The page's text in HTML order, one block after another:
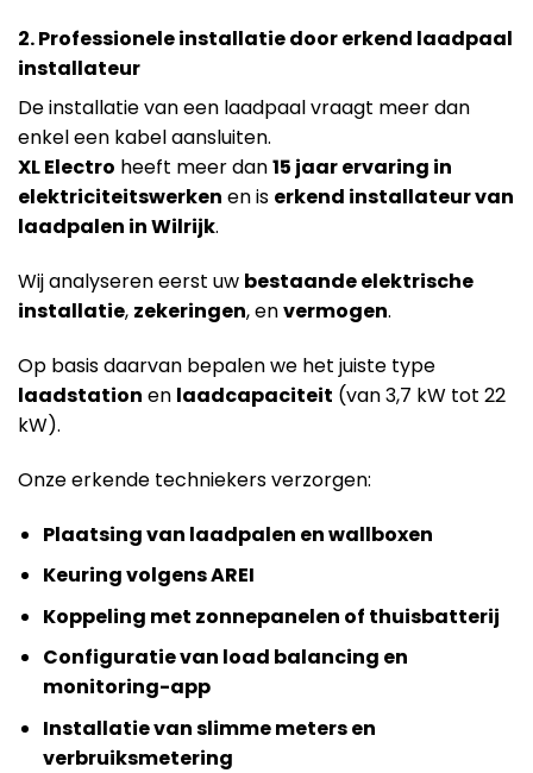
2. Professionele installatie door erkend laadpaal
installateur
De installatie van een laadpaal vraagt meer dan
enkel een kabel aansluiten.
XL Electro heeft meer dan15 jaar ervaring in
elektriciteitswerken en is erkend installateur van
laadpalen in Wilrijk.
Wij analyseren eerst uw bestaande elektrische
installatie, zekeringen, envermogen.
Op basis daarvan bepalen we het juiste type
laadstation en laadcapaciteit (van 3,7 kW tot 22
kW).
Onze erkende techniekers verzorgen:
Plaatsing van laadpalen en wallboxen
Keuring volgens AREI
Koppeling met zonnepanelen of thuisbatterij
Configuratie van load balancing en
monitoring-app
Installatie van slimme meters en
verbruiksmetering